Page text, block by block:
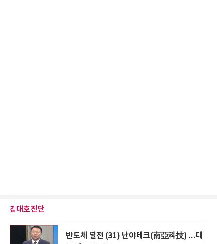
김대호 진단
반도체 열전 (31) 난야테크(南亞科技) ...대